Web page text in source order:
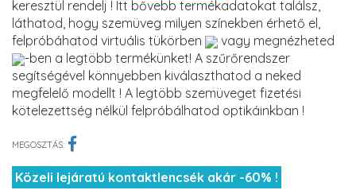
keresztül rendelj ! Itt bővebb termékadatokat találsz,
láthatod, hogy szemüveg milyen színekben érhető el,
felpróbáhatod virtuális tükörben
vagy megnézheted
-ben a legtöbb termékünket! A szűrőrendszer
segítségével könnyebben kiválaszthatod a neked
megfelelő modellt ! A legtöbb szemüveget fizetési
kötelezettség nélkül felpróbálhatod optikáinkban !
MEGOSZTÁS:
Közeli lejáratú kontaktlencsék akár -60% !